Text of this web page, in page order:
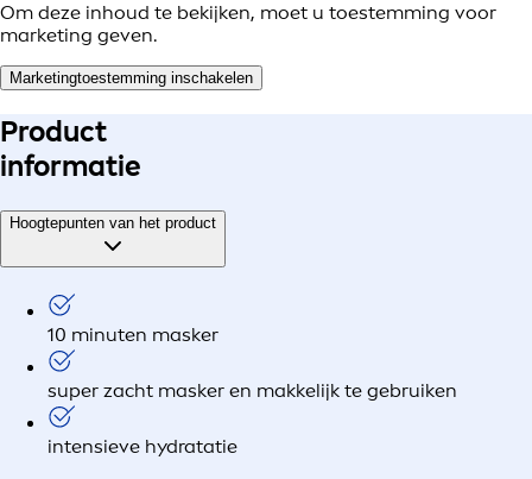
Om deze inhoud te bekijken, moet u toestemming voor
marketing geven.
Marketingtoestemming inschakelen
Product
informatie
Hoogtepunten van het product
10 minuten masker
super zacht masker en makkelijk te gebruiken
intensieve hydratatie